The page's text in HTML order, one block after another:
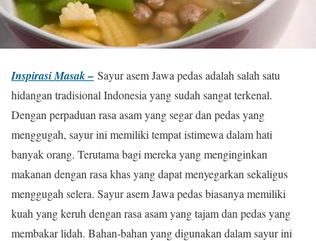
Inspirasi Masak – Sayur asem Jawa pedas adalah salah satu
hidangan tradisional Indonesia yang sudah sangat terkenal.
Dengan perpaduan rasa asam yang segar dan pedas yang
menggugah, sayur ini memiliki tempat istimewa dalam hati
banyak orang. Terutama bagi mereka yang menginginkan
makanan dengan rasa khas yang dapat menyegarkan sekaligus
menggugah selera. Sayur asem Jawa pedas biasanya memiliki
kuah yang keruh dengan rasa asam yang tajam dan pedas yang
membakar lidah. Bahan-bahan yang digunakan dalam sayur ini